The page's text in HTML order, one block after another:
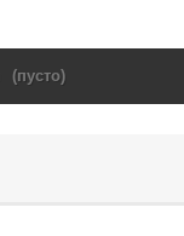
(пусто)